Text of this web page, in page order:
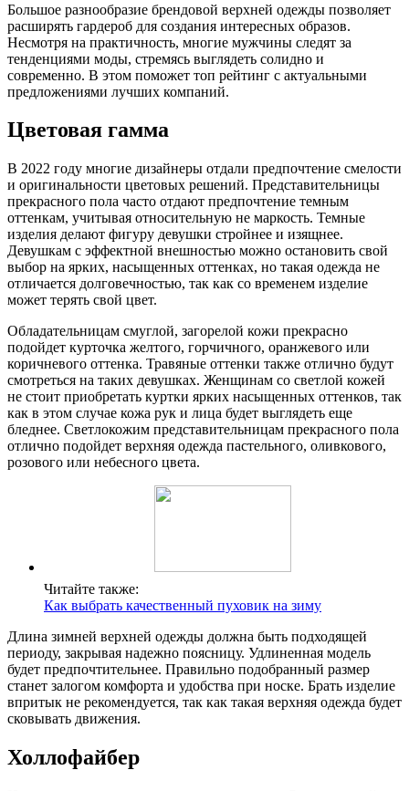
Большое разнообразие брендовой верхней одежды позволяет
расширять гардероб для создания интересных образов.
Несмотря на практичность, многие мужчины следят за
тенденциями моды, стремясь выглядеть солидно и
современно. В этом поможет топ рейтинг с актуальными
предложениями лучших компаний.
Цветовая гамма
В 2022 году многие дизайнеры отдали предпочтение смелости
и оригинальности цветовых решений. Представительницы
прекрасного пола часто отдают предпочтение темным
оттенкам, учитывая относительную не маркость. Темные
изделия делают фигуру девушки стройнее и изящнее.
Девушкам с эффектной внешностью можно остановить свой
выбор на ярких, насыщенных оттенках, но такая одежда не
отличается долговечностью, так как со временем изделие
может терять свой цвет.
Обладательницам смуглой, загорелой кожи прекрасно
подойдет курточка желтого, горчичного, оранжевого или
коричневого оттенка. Травяные оттенки также отлично будут
смотреться на таких девушках. Женщинам со светлой кожей
не стоит приобретать куртки ярких насыщенных оттенков, так
как в этом случае кожа рук и лица будет выглядеть еще
бледнее. Светлокожим представительницам прекрасного пола
отлично подойдет верхняя одежда пастельного, оливкового,
розового или небесного цвета.
Читайте также:
Как выбрать качественный пуховик на зиму
Длина зимней верхней одежды должна быть подходящей
периоду, закрывая надежно поясницу. Удлиненная модель
будет предпочтительнее. Правильно подобранный размер
станет залогом комфорта и удобства при носке. Брать изделие
впритык не рекомендуется, так как такая верхняя одежда будет
сковывать движения.
Холлофайбер